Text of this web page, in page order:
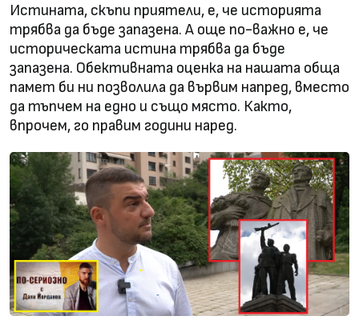
Истината, скъпи приятели, е, че историята
трябва да бъде запазена. А още по-важно е, че
историческата истина трябва да бъде
запазена. Обективната оценка на нашата обща
памет би ни позволила да вървим напред, вместо
да тъпчем на едно и също място. Както,
впрочем, го правим години наред.